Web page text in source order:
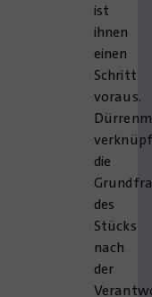
ist
ihnen
einen
Schritt
voraus.
die
des
Stücks
nach
der